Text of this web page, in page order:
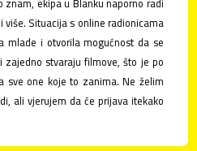
Situacija s online radionicama
mlade i otvorila mogućnost da se
stvaraju filmove, što je po
sve one koje to zanima. Ne želim
ali vjerujem da će prijava itekako